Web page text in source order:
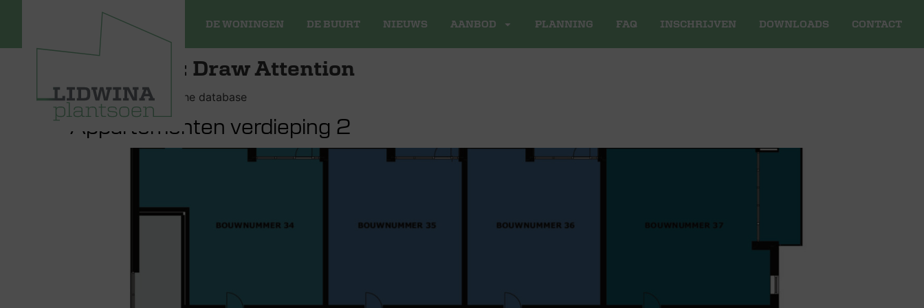
DE WONINGEN DE BUURT NIEUWS AANBOD PLANNING FAQ INSCHRIJVEN DOWNLOADS CONTACT
Archieven: Draw Attention
Stores da_images in the database
Appartementen verdieping 2